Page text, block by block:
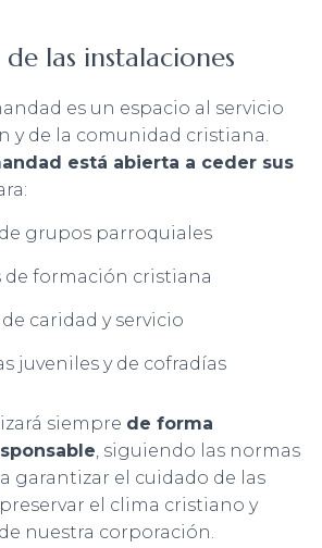
las instalaciones
es un espacio al servicio
y de la comunidad cristiana.
está abierta a ceder sus
grupos parroquiales
de formación cristiana
caridad y servicio
juveniles y de cofradías
siempre de forma
, siguiendo las normas
garantizar el cuidado de las
el clima cristiano y
nuestra corporación.